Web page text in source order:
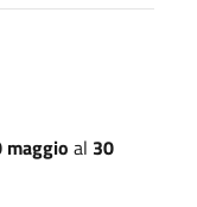
maggio al 30